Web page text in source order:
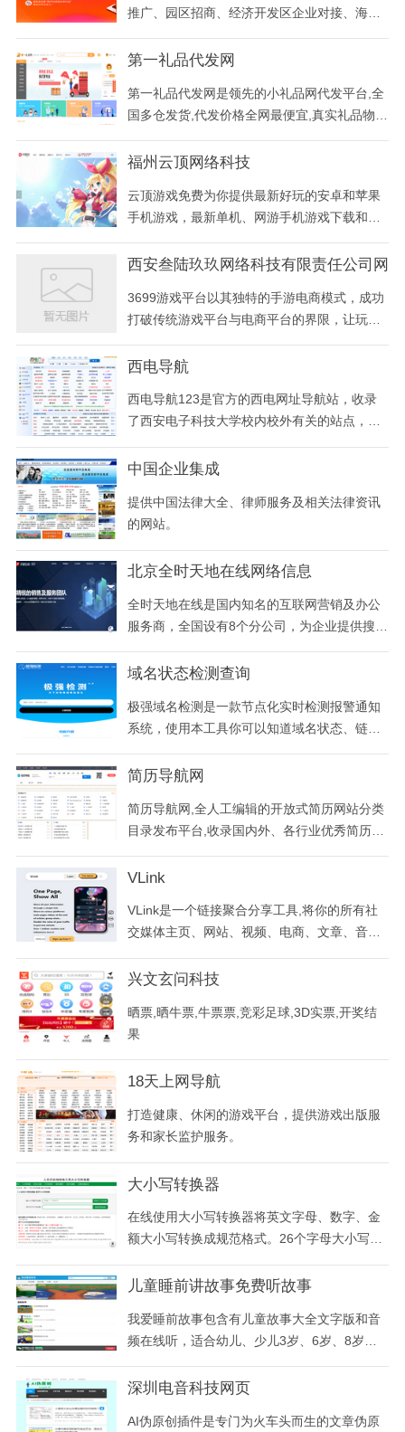
与快捷，为广大用户提供更完善，更强大的互
联网应用与服务！
推广、园区招商、经济开发区企业对接、海
外、资源、企业选址、产业园区合作、采购、
高新技术项目对接等多项服务的互联网平台。
第一礼品代发网
第一礼品代发网是领先的小礼品网代发平台,全
国多仓发货,代发价格全网最便宜,真实礼品物流
1688等主流电商平台的小礼品快递代发,安全售
福州云顶网络科技
云顶游戏免费为你提供最新好玩的安卓和苹果
手机游戏，最新单机、网游手机游戏下载和攻
一起互动。好玩的手机游戏，就上go.cc。
西安叁陆玖玖网络科技有限责任公司网
3699游戏平台以其独特的手游电商模式，成功
打破传统游戏平台与电商平台的界限，让玩家
获钻石兑换心仪商品，实现娱乐消费的无缝衔
西电导航
西电导航123是官方的西电网址导航站，收录
了西安电子科技大学校内校外有关的站点，具
住行查询，校内各种服务向导等诸多特色功
中国企业集成
提供中国法律大全、律师服务及相关法律资讯
的网站。
北京全时天地在线网络信息
全时天地在线是国内知名的互联网营销及办公
服务商，全国设有8个分公司，为企业提供搜索
移动办公等一站式服务
域名状态检测查询
极强域名检测是一款节点化实时检测报警通知
系统，使用本工具你可以知道域名状态、链接
否掉备案等，并通过微信、邮件、钉钉、短信
损失。
简历导航网
简历导航网,全人工编辑的开放式简历网站分类
目录发布平台,收录国内外、各行业优秀简历网
检索、优秀简历网站网址目录参考、精品简历
VLink
VLink是一个链接聚合分享工具,将你的所有社
交媒体主页、网站、视频、电商、文章、音乐
VLink,你需要分享的唯一链接,立刻让世界发现
兴文玄问科技
晒票,晒牛票,牛票票,竞彩足球,3D实票,开奖结
果
18天上网导航
打造健康、休闲的游戏平台，提供游戏出版服
务和家长监护服务。
大小写转换器
在线使用大小写转换器将英文字母、数字、金
额大小写转换成规范格式。26个字母大小写转
本格式。
儿童睡前讲故事免费听故事
我爱睡前故事包含有儿童故事大全文字版和音
频在线听，适合幼儿、少儿3岁、6岁、8岁、1
话、寓言、成语、神话、民间、绘本故事等。
深圳电音科技网页
AI伪原创插件是专门为火车头而生的文章伪原